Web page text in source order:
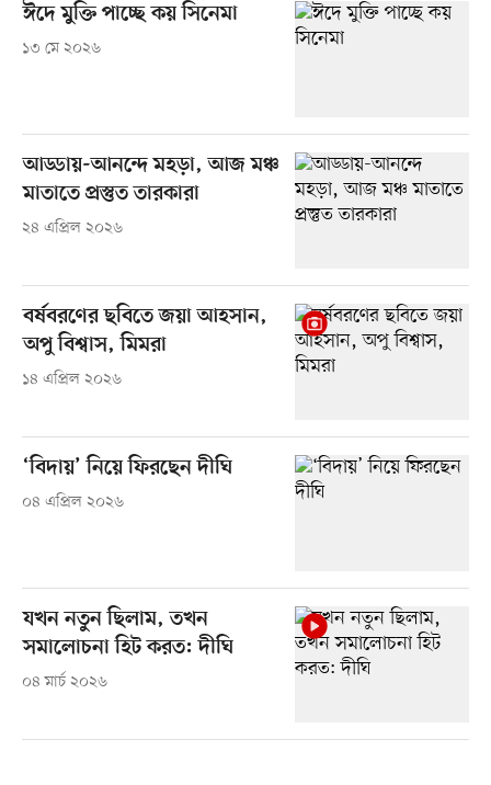
ঈদে মুক্তি পাচ্ছে কয় সিনেমা
১৩ মে ২০২৬
আড্ডায়-আনন্দে মহড়া, আজ মঞ্চ
মাতাতে প্রস্তুত তারকারা
২৪ এপ্রিল ২০২৬
বর্ষবরণের ছবিতে জয়া আহসান,
অপু বিশ্বাস, মিমরা
১৪ এপ্রিল ২০২৬
‘বিদায়’ নিয়ে ফিরছেন দীঘি
০৪ এপ্রিল ২০২৬
যখন নতুন ছিলাম, তখন
সমালোচনা হিট করত: দীঘি
০৪ মার্চ ২০২৬